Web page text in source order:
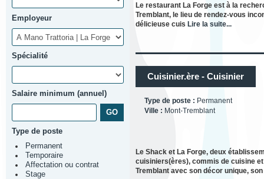
Employeur
Spécialité
Salaire minimum (annuel)
Type de poste
Permanent
Temporaire
Affectation ou contrat
Stage
Le restaurant La Forge est à la
Tremblant, le lieu de rendez-vous
délicieuse cuis Lire la suite...
Cuisinier.ère - Cuisinier
Type de poste : Permanent
Ville : Mont-Tremblant
Le Shack et La Forge, deux
cuisiniers(ères), commis de cuisine
Tremblant avec son décor unique,